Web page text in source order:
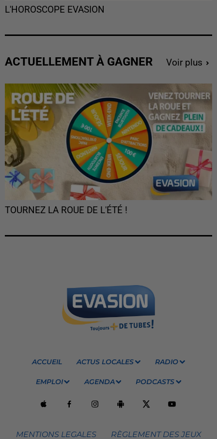
L'HOROSCOPE EVASION
ACTUELLEMENT À GAGNER Voir plus
TOURNEZ LA ROUE DE L'ÉTÉ !
ACCUEIL ACTUS LOCALES RADIO
EMPLOI AGENDA PODCASTS
MENTIONS LEGALES RÈGLEMENT DES JEUX